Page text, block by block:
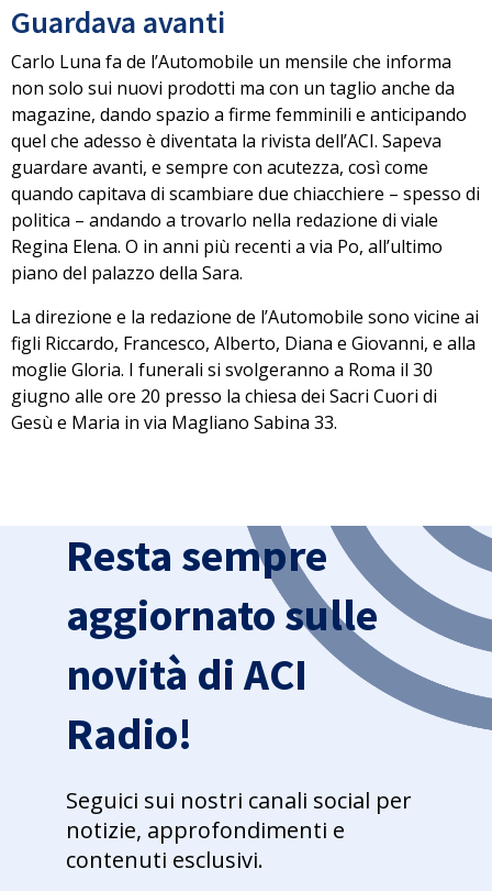
Guardava avanti
Carlo Luna fa de l’Automobile un mensile che informa
non solo sui nuovi prodotti ma con un taglio anche da
magazine, dando spazio a firme femminili e anticipando
quel che adesso è diventata la rivista dell’ACI. Sapeva
guardare avanti, e sempre con acutezza, così come
quando capitava di scambiare due chiacchiere – spesso di
politica – andando a trovarlo nella redazione di viale
Regina Elena. O in anni più recenti a via Po, all’ultimo
piano del palazzo della Sara.
La direzione e la redazione de l’Automobile sono vicine ai
figli Riccardo, Francesco, Alberto, Diana e Giovanni, e alla
moglie Gloria. I funerali si svolgeranno a Roma il 30
giugno alle ore 20 presso la chiesa dei Sacri Cuori di
Gesù e Maria in via Magliano Sabina 33.
Resta sempre
aggiornato sulle
novità di ACI
Radio!
Seguici sui nostri canali social per
notizie, approfondimenti e
contenuti esclusivi.